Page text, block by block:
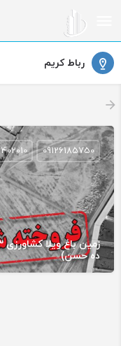
رباط کریم
ده حسن)
09126185750
402010